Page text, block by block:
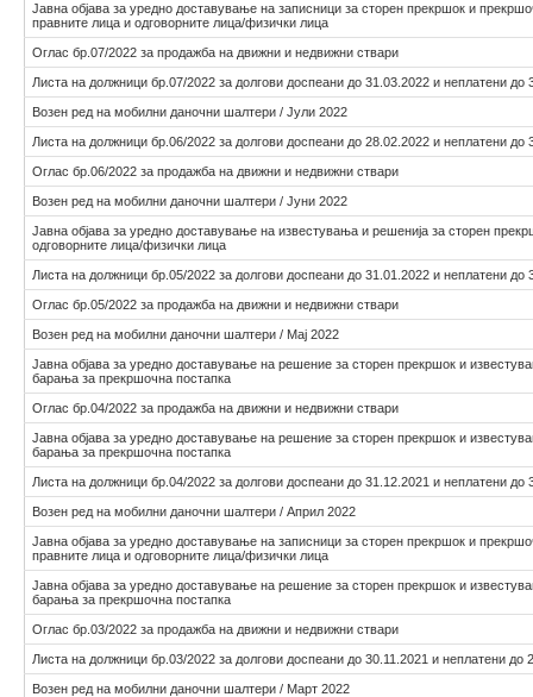
Јавна објава за уредно доставување на записници за сторен прекршок и
правните лица и одговорните лица/физички лица
Оглас бр.07/2022 за продажба на движни и недвижни ствари
Листа на должници бр.07/2022 за долгови доспеани до 31.03.2022 и неплатени до
Возен ред на мобилни даночни шалтери / Јули 2022
Листа на должници бр.06/2022 за долгови доспеани до 28.02.2022 и неплатени до
Оглас бр.06/2022 за продажба на движни и недвижни ствари
Возен ред на мобилни даночни шалтери / Јуни 2022
Јавна објава за уредно доставување на известувања и решенија за сторен
одговорните лица/физички лица
Листа на должници бр.05/2022 за долгови доспеани до 31.01.2022 и неплатени до
Оглас бр.05/2022 за продажба на движни и недвижни ствари
Возен ред на мобилни даночни шалтери / Мај 2022
Јавна објава за уредно доставување на решение за сторен прекршок и
барања за прекршочна постапка
Оглас бр.04/2022 за продажба на движни и недвижни ствари
Јавна објава за уредно доставување на решение за сторен прекршок и
барања за прекршочна постапка
Листа на должници бр.04/2022 за долгови доспеани до 31.12.2021 и неплатени до
Возен ред на мобилни даночни шалтери / Април 2022
Јавна објава за уредно доставување на записници за сторен прекршок и
правните лица и одговорните лица/физички лица
Јавна објава за уредно доставување на решение за сторен прекршок и
барања за прекршочна постапка
Оглас бр.03/2022 за продажба на движни и недвижни ствари
Листа на должници бр.03/2022 за долгови доспеани до 30.11.2021 и неплатени до
Возен ред на мобилни даночни шалтери / Март 2022